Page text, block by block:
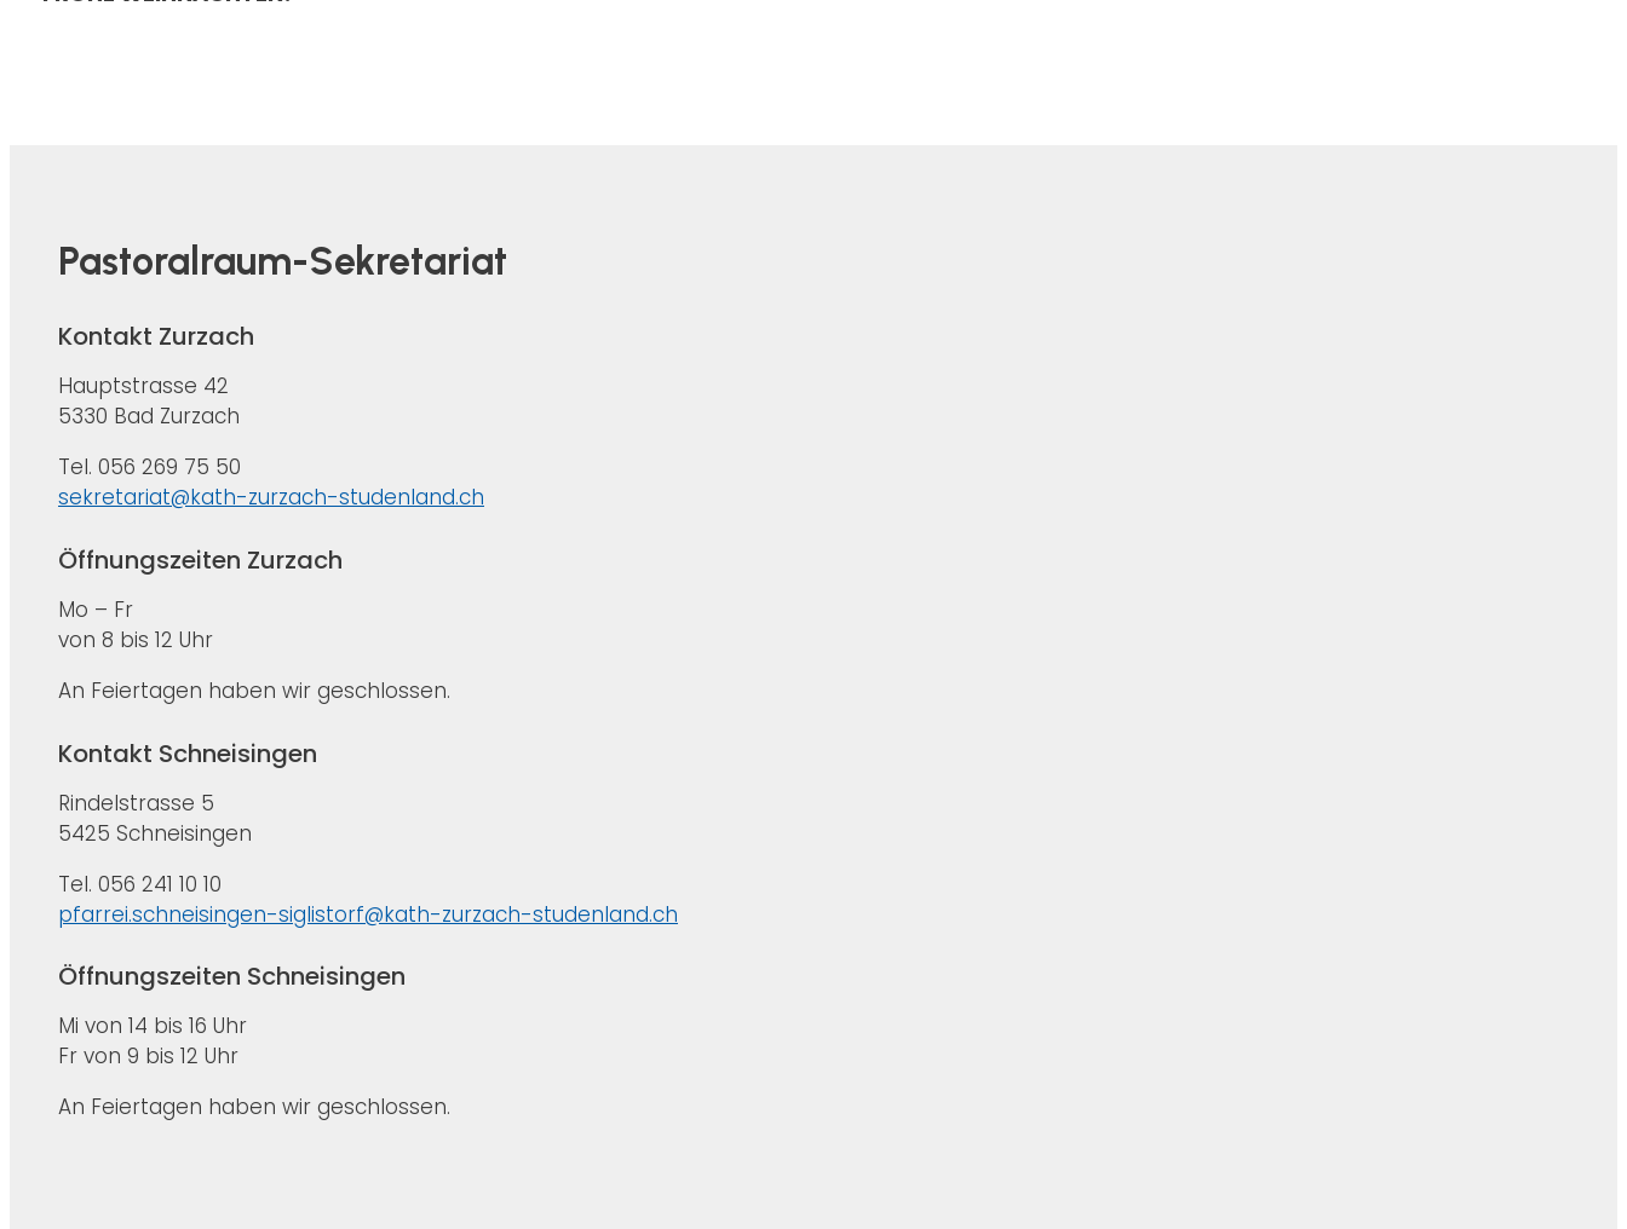
Pastoralraum-Sekretariat
Kontakt Zurzach
Hauptstrasse 42
5330 Bad Zurzach
Tel. 056 269 75 50
sekretariat@kath-zurzach-studenland.ch
Öffnungszeiten Zurzach
Mo – Fr
von 8 bis 12 Uhr
An Feiertagen haben wir geschlossen.
Kontakt Schneisingen
Rindelstrasse 5
5425 Schneisingen
Tel. 056 241 10 10
pfarrei.schneisingen-siglistorf@kath-zurzach-studenland.ch
Öffnungszeiten Schneisingen
Mi von 14 bis 16 Uhr
Fr von 9 bis 12 Uhr
An Feiertagen haben wir geschlossen.